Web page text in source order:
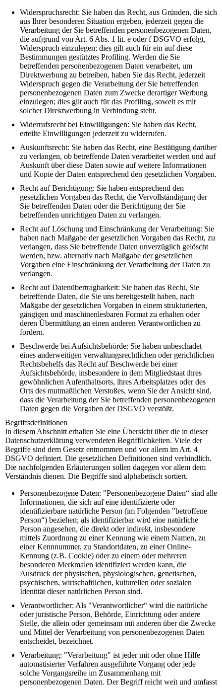
Widerspruchsrecht: Sie haben das Recht, aus Gründen, die sich
aus Ihrer besonderen Situation ergeben, jederzeit gegen die
Verarbeitung der Sie betreffenden personenbezogenen Daten,
die aufgrund von Art. 6 Abs. 1 lit. e oder f DSGVO erfolgt,
Widerspruch einzulegen; dies gilt auch für ein auf diese
Bestimmungen gestütztes Profiling. Werden die Sie
betreffenden personenbezogenen Daten verarbeitet, um
Direktwerbung zu betreiben, haben Sie das Recht, jederzeit
Widerspruch gegen die Verarbeitung der Sie betreffenden
personenbezogenen Daten zum Zwecke derartiger Werbung
einzulegen; dies gilt auch für das Profiling, soweit es mit
solcher Direktwerbung in Verbindung steht.
Widerrufsrecht bei Einwilligungen: Sie haben das Recht,
erteilte Einwilligungen jederzeit zu widerrufen.
Auskunftsrecht: Sie haben das Recht, eine Bestätigung darüber
zu verlangen, ob betreffende Daten verarbeitet werden und auf
Auskunft über diese Daten sowie auf weitere Informationen
und Kopie der Daten entsprechend den gesetzlichen Vorgaben.
Recht auf Berichtigung: Sie haben entsprechend den
gesetzlichen Vorgaben das Recht, die Vervollständigung der
Sie betreffenden Daten oder die Berichtigung der Sie
betreffenden unrichtigen Daten zu verlangen.
Recht auf Löschung und Einschränkung der Verarbeitung: Sie
haben nach Maßgabe der gesetzlichen Vorgaben das Recht, zu
verlangen, dass Sie betreffende Daten unverzüglich gelöscht
werden, bzw. alternativ nach Maßgabe der gesetzlichen
Vorgaben eine Einschränkung der Verarbeitung der Daten zu
verlangen.
Recht auf Datenübertragbarkeit: Sie haben das Recht, Sie
betreffende Daten, die Sie uns bereitgestellt haben, nach
Maßgabe der gesetzlichen Vorgaben in einem strukturierten,
gängigen und maschinenlesbaren Format zu erhalten oder
deren Übermittlung an einen anderen Verantwortlichen zu
fordern.
Beschwerde bei Aufsichtsbehörde: Sie haben unbeschadet
eines anderweitigen verwaltungsrechtlichen oder gerichtlichen
Rechtsbehelfs das Recht auf Beschwerde bei einer
Aufsichtsbehörde, insbesondere in dem Mitgliedstaat ihres
gewöhnlichen Aufenthaltsorts, ihres Arbeitsplatzes oder des
Orts des mutmaßlichen Verstoßes, wenn Sie der Ansicht sind,
dass die Verarbeitung der Sie betreffenden personenbezogenen
Daten gegen die Vorgaben der DSGVO verstößt.
Begriffsdefinitionen
In diesem Abschnitt erhalten Sie eine Übersicht über die in dieser
Datenschutzerklärung verwendeten Begrifflichkeiten. Viele der
Begriffe sind dem Gesetz entnommen und vor allem im Art. 4
DSGVO definiert. Die gesetzlichen Definitionen sind verbindlich.
Die nachfolgenden Erläuterungen sollen dagegen vor allem dem
Verständnis dienen. Die Begriffe sind alphabetisch sortiert.
Personenbezogene Daten: "Personenbezogene Daten“ sind alle
Informationen, die sich auf eine identifizierte oder
identifizierbare natürliche Person (im Folgenden "betroffene
Person“) beziehen; als identifizierbar wird eine natürliche
Person angesehen, die direkt oder indirekt, insbesondere
mittels Zuordnung zu einer Kennung wie einem Namen, zu
einer Kennnummer, zu Standortdaten, zu einer Online-
Kennung (z.B. Cookie) oder zu einem oder mehreren
besonderen Merkmalen identifiziert werden kann, die
Ausdruck der physischen, physiologischen, genetischen,
psychischen, wirtschaftlichen, kulturellen oder sozialen
Identität dieser natürlichen Person sind.
Verantwortlicher: Als "Verantwortlicher“ wird die natürliche
oder juristische Person, Behörde, Einrichtung oder andere
Stelle, die allein oder gemeinsam mit anderen über die Zwecke
und Mittel der Verarbeitung von personenbezogenen Daten
entscheidet, bezeichnet.
Verarbeitung: "Verarbeitung" ist jeder mit oder ohne Hilfe
automatisierter Verfahren ausgeführte Vorgang oder jede
solche Vorgangsreihe im Zusammenhang mit
personenbezogenen Daten. Der Begriff reicht weit und umfasst